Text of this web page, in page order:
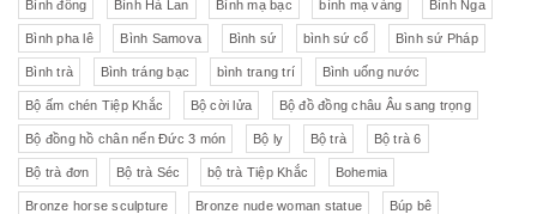
Bình đồng Bình Hà Lan Bình mạ bạc bình mạ vàng Bình Nga
Bình pha lê Bình Samova Bình sứ bình sứ cổ Bình sứ Pháp
Bình trà Bình tráng bạc bình trang trí Bình uống nước
Bộ ấm chén Tiệp Khắc Bộ cời lửa Bộ đồ đồng châu Âu sang trọng
Bộ đồng hồ chân nến Đức 3 món Bộ ly Bộ trà Bộ trà 6
Bộ trà đơn Bộ trà Séc bộ trà Tiệp Khắc Bohemia
Bronze horse sculpture Bronze nude woman statue Búp bê